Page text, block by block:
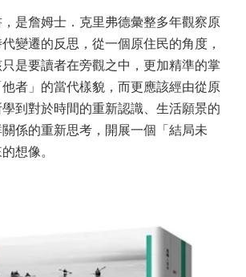
，是詹姆士．克里弗德彙整多年觀察原
變遷的反思，從一個原住民的角度，
是要讀者在旁觀之中，更加精準的掌
者」的當代樣貌，而更應該經由從原
到對於時間的重新認識、生活願景的
係的重新思考，開展一個「結局未
想像。